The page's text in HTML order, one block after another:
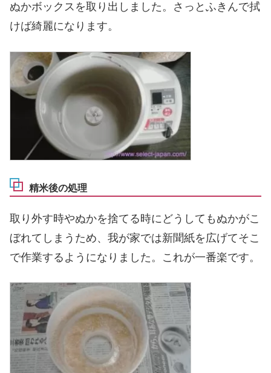
ぬかボックスを取り出しました。さっとふきんで拭
けば綺麗になります。
精米後の処理
取り外す時やぬかを捨てる時にどうしてもぬかがこ
ぼれてしまうため、我が家では新聞紙を広げてそこ
で作業するようになりました。これが一番楽です。